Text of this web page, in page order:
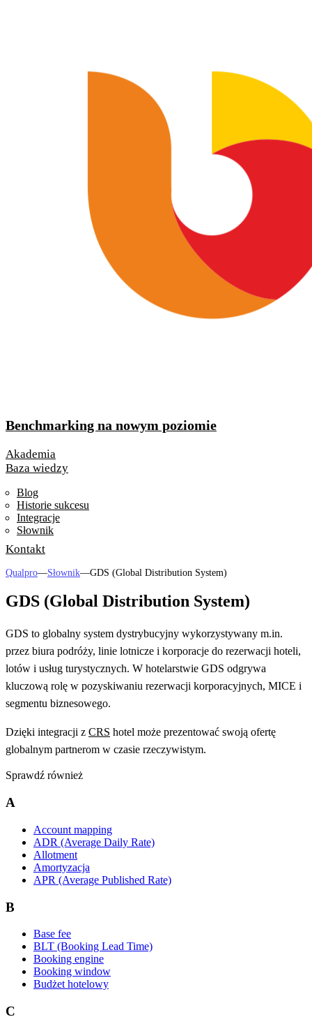
Benchmarking na nowym poziomie
Akademia
Baza wiedzy
Blog
Historie sukcesu
Integracje
Słownik
Kontakt
Qualpro—Słownik—GDS (Global Distribution System)
GDS (Global Distribution System)
GDS to globalny system dystrybucyjny wykorzystywany m.in.
przez biura podróży, linie lotnicze i korporacje do rezerwacji hoteli,
lotów i usług turystycznych. W hotelarstwie GDS odgrywa
kluczową rolę w pozyskiwaniu rezerwacji korporacyjnych, MICE i
segmentu biznesowego.
Dzięki integracji z CRS hotel może prezentować swoją ofertę
globalnym partnerom w czasie rzeczywistym.
Sprawdź również
A
Account mapping
ADR (Average Daily Rate)
Allotment
Amortyzacja
APR (Average Published Rate)
B
Base fee
BLT (Booking Lead Time)
Booking engine
Booking window
Budżet hotelowy
C